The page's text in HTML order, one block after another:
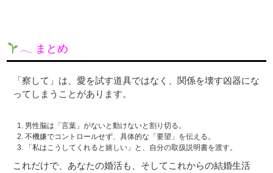
𓂃 まとめ
「察して」は、愛を試す道具ではなく、関係を壊す凶器にな
ってしまうことがあります。
男性脳は「言葉」がないと動けないと割り切る。
不機嫌でコントロールせず、具体的な「要望」を伝える。
「私はこうしてくれると嬉しい」と、自分の取扱説明書を渡す。
これだけで、あなたの婚活も、そしてこれからの結婚生活